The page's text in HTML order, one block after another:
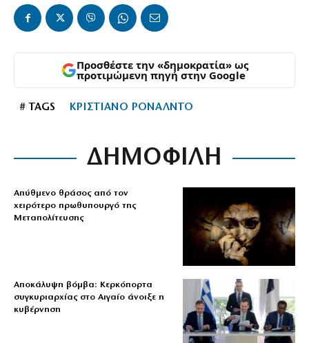
Προσθέστε την «δημοκρατία» ως
προτιμώμενη πηγή στην Google
# TAGS ΚΡΙΣΤΙΑΝΟ ΡΟΝΑΛΝΤΟ
ΔΗΜΟΦΙΛΗ
Απύθμενο θράσος από τον
χειρότερο πρωθυπουργό της
Μεταπολίτευσης
Αποκάλυψη βόμβα: Κερκόπορτα
συγκυριαρχίας στο Αιγαίο άνοιξε η
κυβέρνηση